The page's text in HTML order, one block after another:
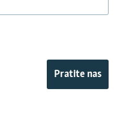
Pratite nas